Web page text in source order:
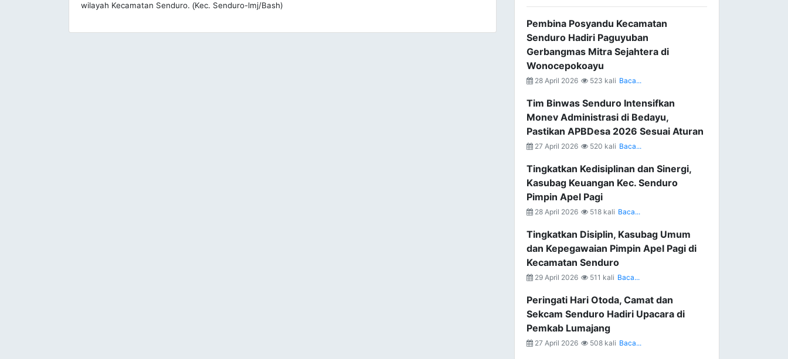
wilayah Kecamatan Senduro. (Kec. Senduro-lmj/Bash)
Pembina Posyandu Kecamatan
Senduro Hadiri Paguyuban
Gerbangmas Mitra Sejahtera di
Wonocepokoayu
28 April 2026 523 kali Baca...
Tim Binwas Senduro Intensifkan
Monev Administrasi di Bedayu,
Pastikan APBDesa 2026 Sesuai Aturan
27 April 2026 520 kali Baca...
Tingkatkan Kedisiplinan dan Sinergi,
Kasubag Keuangan Kec. Senduro
Pimpin Apel Pagi
28 April 2026 518 kali Baca...
Tingkatkan Disiplin, Kasubag Umum
dan Kepegawaian Pimpin Apel Pagi di
Kecamatan Senduro
29 April 2026 511 kali Baca...
Peringati Hari Otoda, Camat dan
Sekcam Senduro Hadiri Upacara di
Pemkab Lumajang
27 April 2026 508 kali Baca...